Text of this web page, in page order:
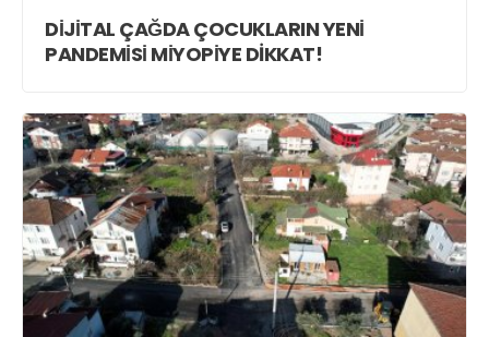
DİJİTAL ÇAĞDA ÇOCUKLARIN YENİ
PANDEMİSİ MİYOPİYE DİKKAT!